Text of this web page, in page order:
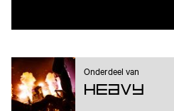
Onderdeel van
Heavy